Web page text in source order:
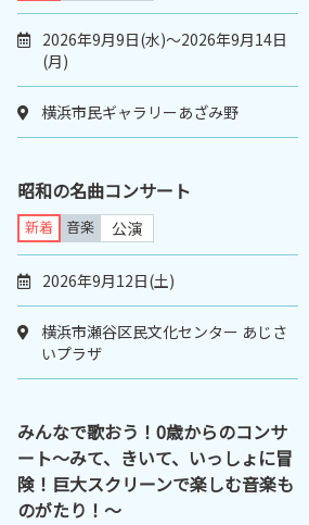
2026年9月9日(水)～2026年9月14日
(月)
横浜市民ギャラリーあざみ野
昭和の名曲コンサート
新着 音楽 公演
2026年9月12日(土)
横浜市瀬谷区民文化センター あじさ
いプラザ
みんなで歌おう！0歳からのコンサ
ート～みて、きいて、いっしょに冒
険！巨大スクリーンで楽しむ音楽も
のがたり！～